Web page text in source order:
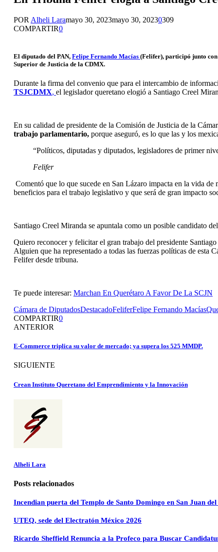
POR Alheli Laramayo 30, 2023mayo 30, 20230309
COMPARTIR0
El diputado del PAN, Felipe Fernando Macías (Felifer), participó junto
Superior de Justicia de la CDMX.
Durante la firma del convenio que para el intercambio de
TSJCDMX, el legislador queretano elogió a Santiago Creel
En su calidad de presidente de la Comisión de Justicia de la
trabajo parlamentario, porque aseguró, es lo que las y los
“Políticos, diputadas y diputados, legisladores de primer
Felifer
Comentó que lo que sucede en San Lázaro impacta en la vida
beneficios para el trabajo legislativo y que será de gran impacto
Santiago Creel Miranda se apuntala como un posible candidato
Quiero reconocer y felicitar el gran trabajo del presidente
Alguien que ha representado a todas las fuerzas políticas de
Felifer desde tribuna.
Te puede interesar: Marchan En Querétaro A Favor De La SCJN
Cámara de DiputadosDestacadoFeliferFelipe Fernando Macías
COMPARTIR0
ANTERIOR
E-Commerce triplica su valor de mercado; ya supera los 525 MMDP.
SIGUIENTE
Crean Instituto Queretano del Emprendimiento y la Innovación
Alheli Lara
Posts relacionados
Incendian puerta del Templo de Santo Domingo en San Juan
UTEQ, sede del Electratón México 2026
Ricardo Sheffield Renuncia a la Profeco para Buscar